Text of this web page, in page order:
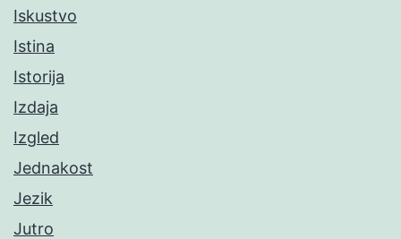
Iskustvo
Istina
Istorija
Izdaja
Izgled
Jednakost
Jezik
Jutro